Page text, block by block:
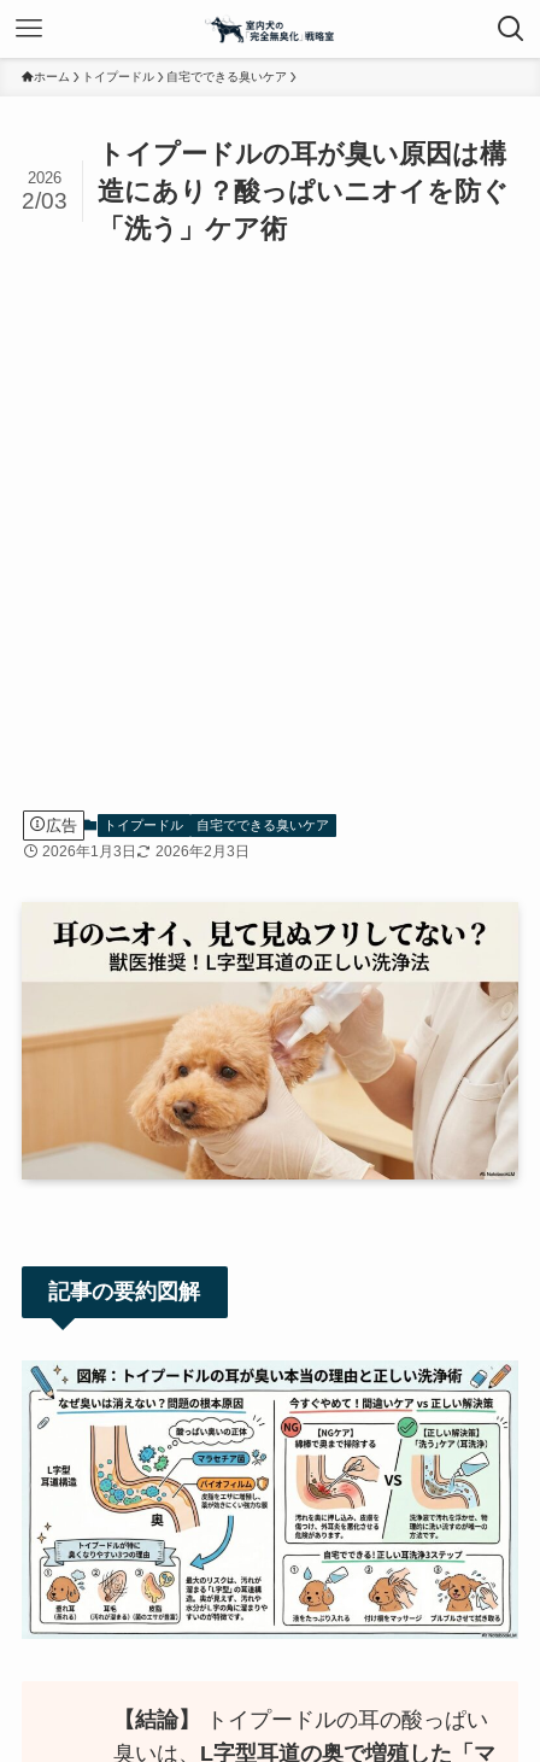
ホーム トイプードル 自宅でできる臭いケア
トイプードルの耳が臭い原因は構
造にあり？酸っぱいニオイを防ぐ
「洗う」ケア術
2026
2/03
広告 トイプードル 自宅でできる臭いケア
2026年1月3日 2026年2月3日
記事の要約図解
【結論】
トイプードルの耳の酸っぱい
臭いは、 L字型耳道の奥で増殖した「マ